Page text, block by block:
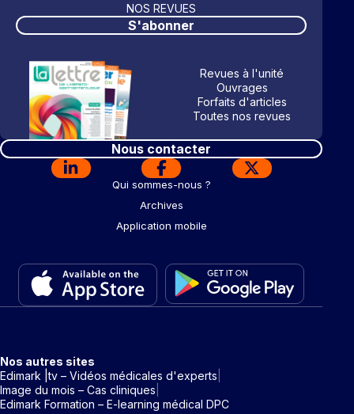
NOS REVUES
S'abonner
Revues à l'unité
Ouvrages
Forfaits d'articles
Toutes nos revues
Nous contacter
Qui sommes-nous ?
Archives
Application mobile
Nos autres sites
Edimark |tv – Vidéos médicales d'experts
Image du mois – Cas cliniques
Edimark Formation – E-learning médical DPC